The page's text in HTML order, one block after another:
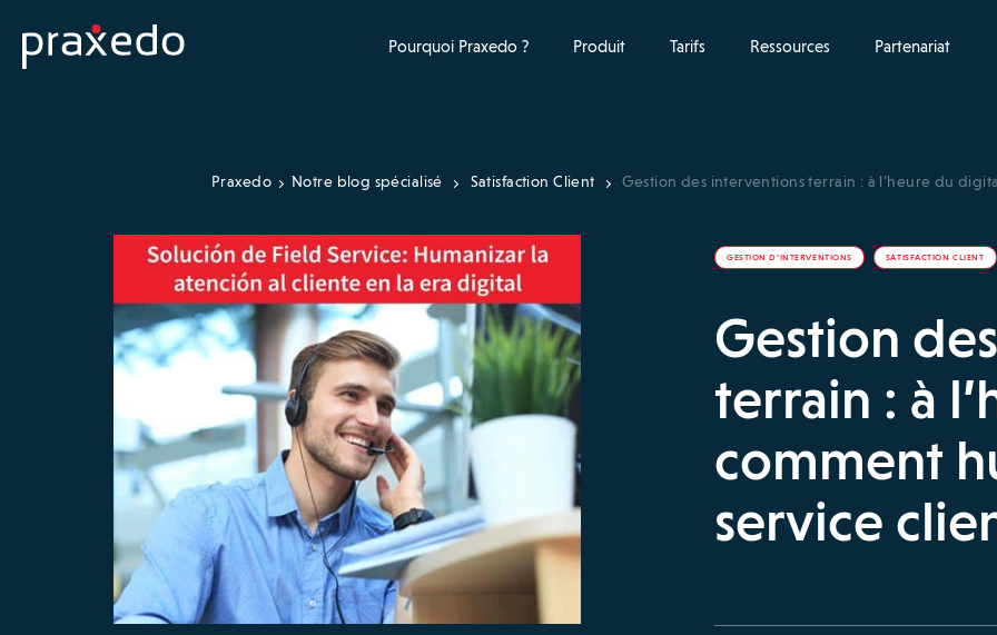
Pourquoi Praxedo ? Produit Tarifs Ressources Partenariat
Praxedo Notre blog spécialisé Satisfaction Client Gestion des interventions terrain : à l’heure du
GESTION D’INTERVENTIONS SATISFACTION CLIENT
Gestion
terrain : à
comment
service